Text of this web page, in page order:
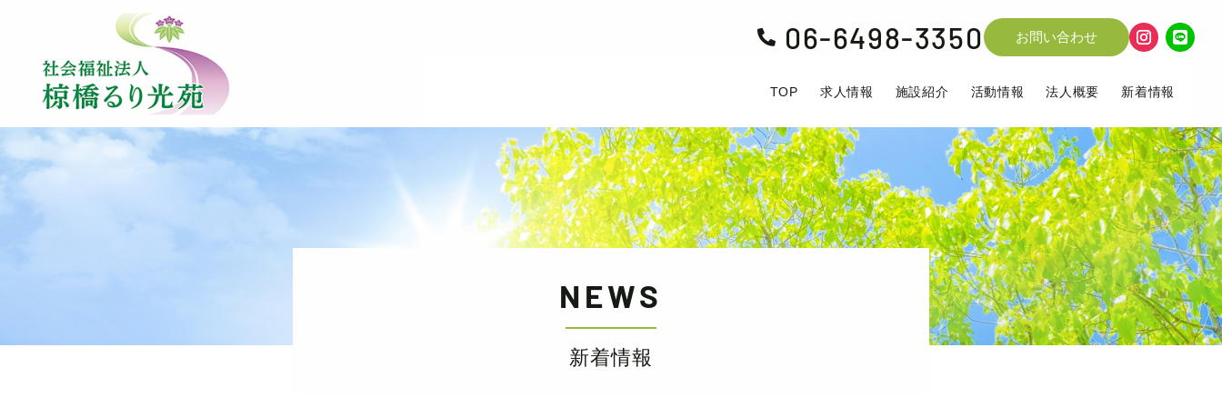
 06-6498-3350 お問い合わせ
TOP 求人情報 施設紹介 活動情報 法人概要 新着情報
NEWS
新着情報